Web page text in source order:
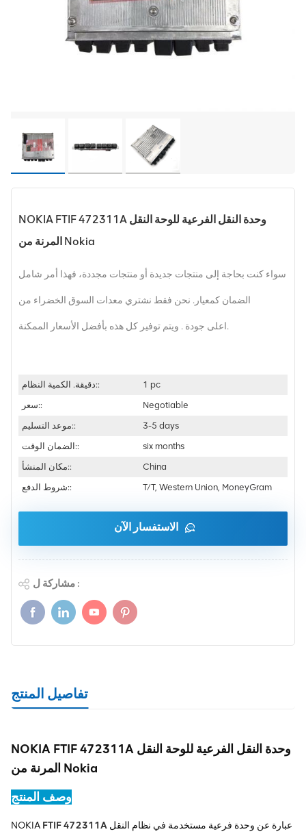
NOKIA FTIF 472311A وحدة النقل الفرعية للوحة النقل
المرنة من Nokia
سواء كنت بحاجة إلى منتجات جديدة أو منتجات مجددة، فهذا أمر شامل
الضمان كمعيار. نحن فقط نشتري معدات السوق الخضراء من
اعلى جودة . ويتم توفير كل هذه بأفضل الأسعار الممكنة.
دقيقة. الكمية النظام::
1 pc
سعر::
Negotiable
موعد التسليم::
3-5 days
الضمان الوقت::
six months
مكان المنشأ::
China
شروط الدفع::
T/T, Western Union, MoneyGram
الاستفسار الآن
مشاركة ل :
تفاصيل المنتج
NOKIA FTIF 472311A وحدة النقل الفرعية للوحة النقل
المرنة من Nokia
وصف المنتج
NOKIA FTIF 472311A